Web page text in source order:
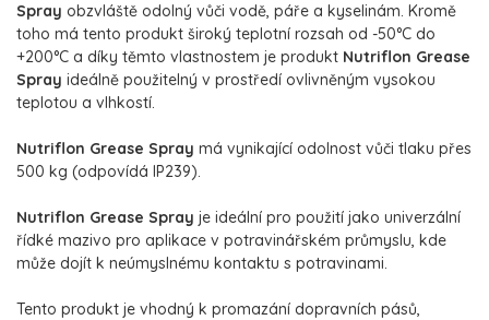
Spray obzvláště odolný vůči vodě, páře a kyselinám. Kromě
toho má tento produkt široký teplotní rozsah od -50°C do
+200°C a díky těmto vlastnostem je produkt Nutriflon Grease
Spray ideálně použitelný v prostředí ovlivněným vysokou
teplotou a vlhkostí.
Nutriflon Grease Spray má vynikající odolnost vůči tlaku přes
500 kg (odpovídá IP239).
Nutriflon Grease Spray je ideální pro použití jako univerzální
řídké mazivo pro aplikace v potravinářském průmyslu, kde
může dojít k neúmyslnému kontaktu s potravinami.
Tento produkt je vhodný k promazání dopravních pásů,